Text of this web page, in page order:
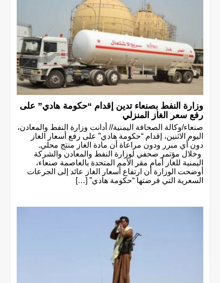
وزارة النفط بصنعاء تدين إقدام “حكومة هادي” على
رفع سعر الغاز المنزلي
صنعاء/وكالة الصحافة اليمنية// أدانت وزارة النفط والمعادن،
اليوم الاثنين، إقدام “حكومة هادي” على رفع أسعار الغاز
دون أي مبرر ودون مراعاة أن مادة الغاز منتج محلي.
وخلال مؤتمر صحفي لوزارة النفط والمعادن والشركة
اليمنية للغاز أمام مقر الأمم المتحدة بالعاصمة صنعاء،
أوضحت الوزارة أن ارتفاع أسعار الغاز عائد إلى الجرعات
السعرية التي فرضتها “حكومة هادي” […]